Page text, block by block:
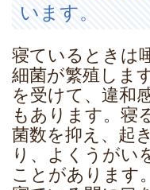
います。
寝ているときは
細菌が繁殖しま
を受けて、違和
もあります。寝
菌数を抑え、起
り、よくうがい
ことがあります。